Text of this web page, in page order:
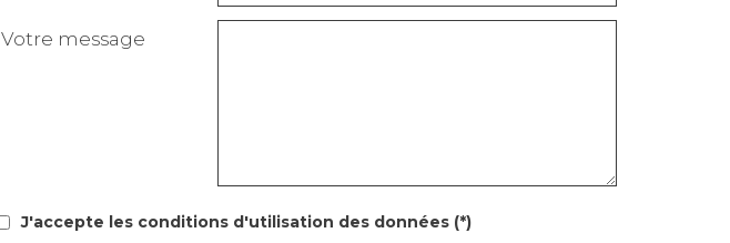
Votre message
J'accepte les conditions d'utilisation des données (*)